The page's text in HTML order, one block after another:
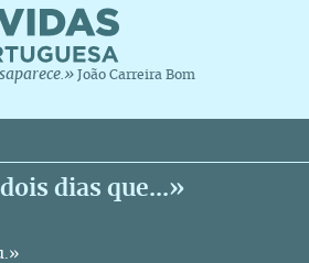
João Carreira Bom
dias que...»